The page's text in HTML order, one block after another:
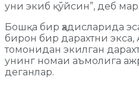
уни экиб қўйсин”, деб
Бошқа бир ҳадисларида
бирон бир дарахтни экса,
томонидан экилган
унинг номаи аъмолига
деганлар.